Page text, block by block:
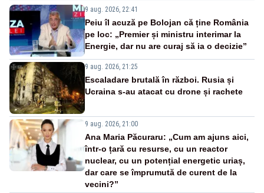
9 aug. 2026, 22:41
Peiu îl acuză pe Bolojan că ține România
pe loc: „Premier și ministru interimar la
Energie, dar nu are curaj să ia o decizie”
9 aug. 2026, 21:25
Escaladare brutală în război. Rusia și
Ucraina s-au atacat cu drone și rachete
9 aug. 2026, 21:00
Ana Maria Păcuraru: „Cum am ajuns aici,
într-o țară cu resurse, cu un reactor
nuclear, cu un potențial energetic uriaș,
dar care se împrumută de curent de la
vecini?”